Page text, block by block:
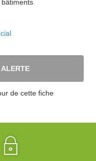
de cette fiche